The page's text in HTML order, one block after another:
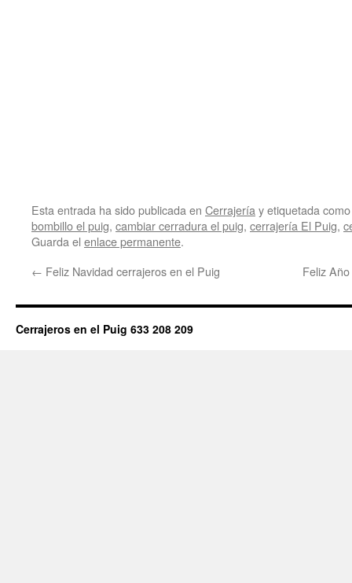
Esta entrada ha sido publicada en Cerrajería y etiquetada
bombillo el puig, cambiar cerradura el puig, cerrajería El Puig,
Guarda el enlace permanente.
← Feliz Navidad cerrajeros en el Puig Feliz
Cerrajeros en el Puig 633 208 209